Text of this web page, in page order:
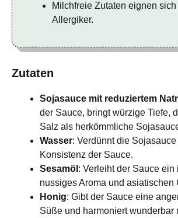
Milchfreie Zutaten eignen
Allergiker.
Zutaten
Sojasauce mit reduziertem
der Sauce, bringt würzige Tiefe,
Salz als herkömmliche
Wasser: Verdünnt die
Konsistenz der Sauce.
Sesamöl : Verleiht der Sauce ein
nussiges Aroma und asiatischen
Honig: Gibt der Sauce eine
Süße und harmoniert wunderbar